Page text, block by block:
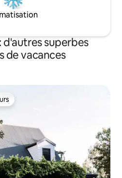
d'autres superbes
de vacances
les plus appréciés